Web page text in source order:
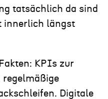
tatsächlich da sind
innerlich längst
KPIs zur
Digitale